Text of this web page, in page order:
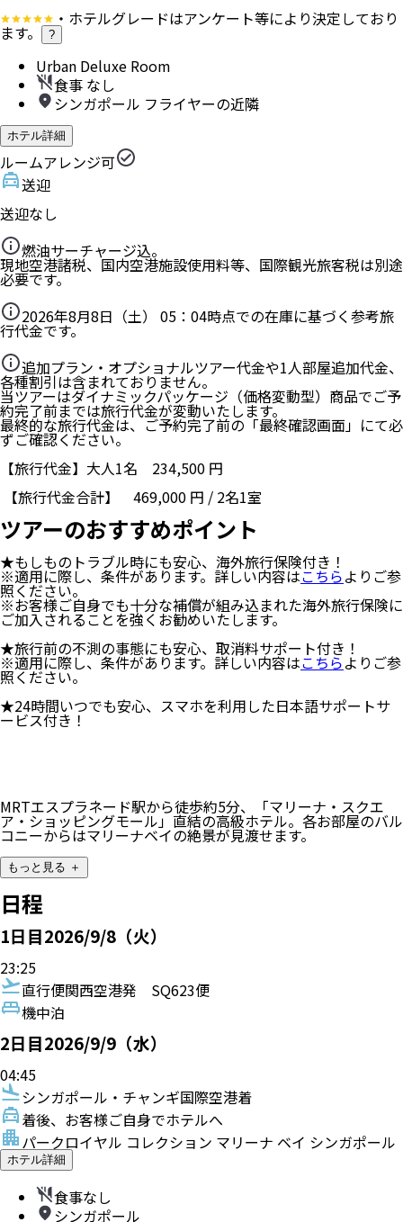
・ホテルグレードはアンケート等により決定しており
ます。 ?
Urban Deluxe Room
食事 なし
シンガポール フライヤーの近隣
ホテル詳細
ルームアレンジ可
送迎
送迎なし
燃油サーチャージ込。
現地空港諸税、国内空港施設使用料等、国際観光旅客税は別途
必要です。
2026年8月8日（土） 05：04時点での在庫に基づく参考旅
行代金です。
追加プラン・オプショナルツアー代金や1人部屋追加代金、
各種割引は含まれておりません。
当ツアーはダイナミックパッケージ（価格変動型）商品でご予
約完了前までは旅行代金が変動いたします。
最終的な旅行代金は、ご予約完了前の「最終確認画面」にて必
ずご確認ください。
【旅行代金】大人1名 234,500 円
【旅行代金合計】 469,000 円 / 2名1室
ツアーのおすすめポイント
★もしものトラブル時にも安心、海外旅行保険付き！
※適用に際し、条件があります。詳しい内容はこちらよりご参
照ください。
※お客様ご自身でも十分な補償が組み込まれた海外旅行保険に
ご加入されることを強くお勧めいたします。
★旅行前の不測の事態にも安心、取消料サポート付き！
※適用に際し、条件があります。詳しい内容はこちらよりご参
照ください。
★24時間いつでも安心、スマホを利用した日本語サポートサ
ービス付き！
MRTエスプラネード駅から徒歩約5分、「マリーナ・スクエ
ア・ショッピングモール」直結の高級ホテル。各お部屋のバル
コニーからはマリーナベイの絶景が見渡せます。
もっと見る ＋
日程
1日目2026/9/8（火）
23:25
直行便関西空港発
SQ623便
機中泊
2日目2026/9/9（水）
04:45
シンガポール・チャンギ国際空港着
着後、お客様ご自身でホテルへ
パークロイヤル コレクション マリーナ ベイ シンガポール
ホテル詳細
食事なし
シンガポール